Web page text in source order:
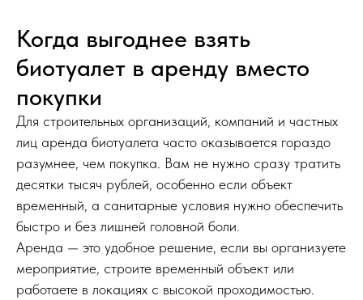
Когда выгоднее взять
биотуалет в аренду вместо
покупки
Для строительных организаций, компаний и частных
лиц аренда биотуалета часто оказывается гораздо
разумнее, чем покупка. Вам не нужно сразу тратить
десятки тысяч рублей, особенно если объект
временный, а санитарные условия нужно обеспечить
быстро и без лишней головной боли.
Аренда — это удобное решение, если вы организуете
мероприятие, строите временный объект или
работаете в локациях с высокой проходимостью.